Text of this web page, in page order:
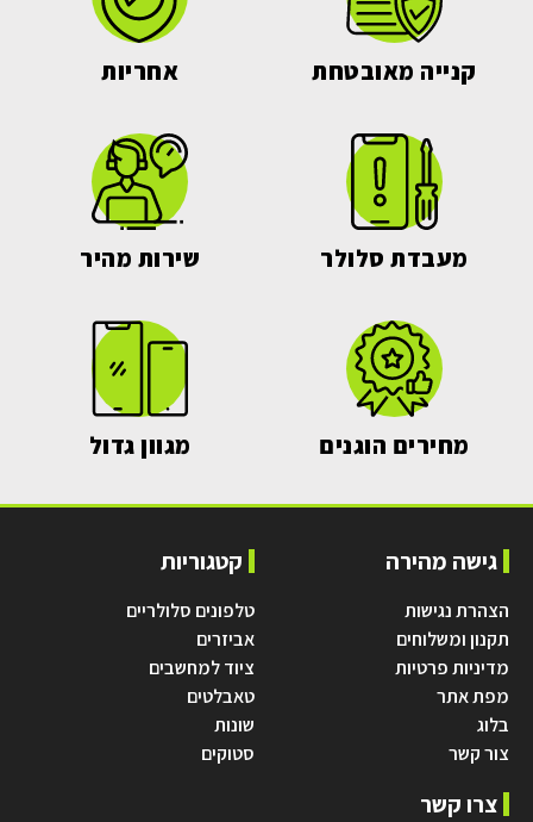
קנייה מאובטחת אחריות
מעבדת סלולר שירות מהיר
מחירים הוגנים מגוון גדול
גישה מהירה
הצהרת נגישות
תקנון ומשלוחים
מדיניות פרטיות
מפת אתר
בלוג
צור קשר
קטגוריות
טלפונים סלולריים
אביזרים
ציוד למחשבים
טאבלטים
שונות
סטוקים
צרו קשר